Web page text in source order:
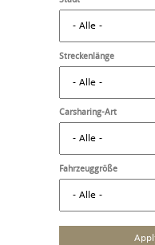
Streckenlänge
Carsharing-Art
Fahrzeuggröße